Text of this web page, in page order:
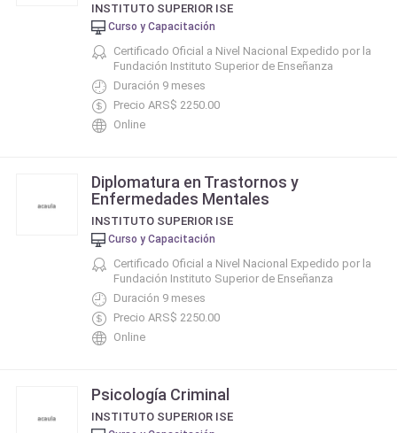
INSTITUTO SUPERIOR ISE
Curso y Capacitación
Certificado Oficial a Nivel Nacional Expedido por la
Fundación Instituto Superior de Enseñanza
Duración 9 meses
Precio ARS$ 2250.00
Online
Diplomatura en Trastornos y
Enfermedades Mentales
INSTITUTO SUPERIOR ISE
Curso y Capacitación
Certificado Oficial a Nivel Nacional Expedido por la
Fundación Instituto Superior de Enseñanza
Duración 9 meses
Precio ARS$ 2250.00
Online
Psicología Criminal
INSTITUTO SUPERIOR ISE